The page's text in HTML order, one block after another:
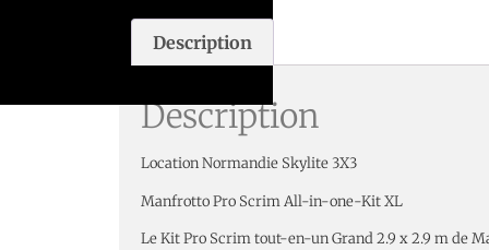
Description
Description
Location Normandie Skylite 3X3
Manfrotto Pro Scrim All-in-one-Kit XL
Le Kit Pro Scrim tout-en-un Grand 2.9 x 2.9 m de